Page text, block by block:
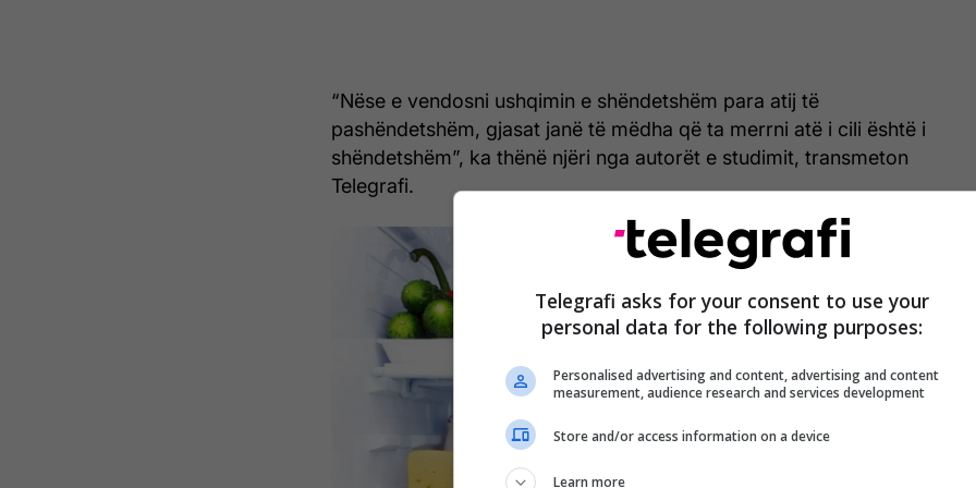
“Nëse e vendosni ushqimin e shëndetshëm para atij të
pashëndetshëm, gjasat janë të mëdha që ta merrni atë i cili është i
shëndetshëm”, ka thënë njëri nga autorët e studimit, transmeton
Telegrafi.
Telegrafi asks for your consent to use your
personal data for the following purposes:
Personalised advertising and content, advertising and content
measurement, audience research and services development
Store and/or access information on a device
Learn more